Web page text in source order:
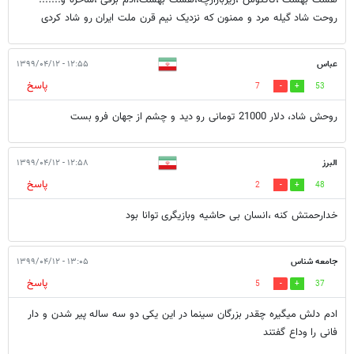
روحت شاد گیله مرد و ممنون که نزدیک نیم قرن ملت ایران رو شاد کردی
عباس ۱۲:۵۵ - ۱۳۹۹/۰۴/۱۲
53
7
پاسخ
روحش شاد، دلار 21000 تومانی رو دید و چشم از جهان فرو بست
البرز ۱۲:۵۸ - ۱۳۹۹/۰۴/۱۲
48
2
پاسخ
خدارحمتش کنه ،انسان بی حاشیه وبازیگری توانا بود
جامعه شناس ۱۳:۰۵ - ۱۳۹۹/۰۴/۱۲
37
5
پاسخ
ادم دلش میگیره چقدر بزرگان سینما در این یکی دو سه ساله پیر شدن و دار
فانی را وداع گفتند